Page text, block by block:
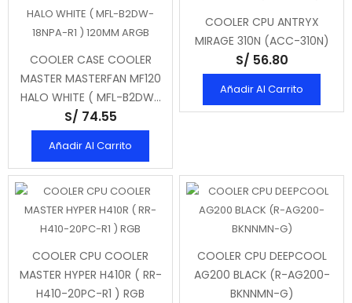
COOLER CASE COOLER
MASTER MASTERFAN MF120
HALO WHITE ( MFL-B2DW-
18NPA-R1 ) 120MM ARGB
S/ 74.55
Añadir Al Carrito
COOLER CPU ANTRYX
MIRAGE 310N (ACC-310N)
S/ 56.80
Añadir Al Carrito
COOLER CPU COOLER
MASTER HYPER H410R ( RR-
H410-20PC-R1 ) RGB
COOLER CPU DEEPCOOL
AG200 BLACK (R-AG200-
BKNNMN-G)